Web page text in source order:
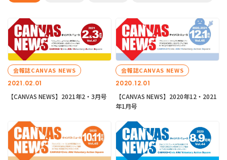
2021.02.01
会報誌CANVAS NEWS
【CANVAS NEWS】2021年2・3月号
2020.12.01
会報誌CANVAS NEWS
【CANVAS NEWS】2020年12・2021
年1月号